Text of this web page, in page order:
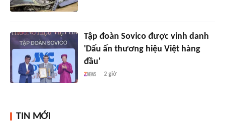
Tập đoàn Sovico được vinh danh
'Dấu ấn thương hiệu Việt hàng
đầu'
2 giờ
TIN MỚI